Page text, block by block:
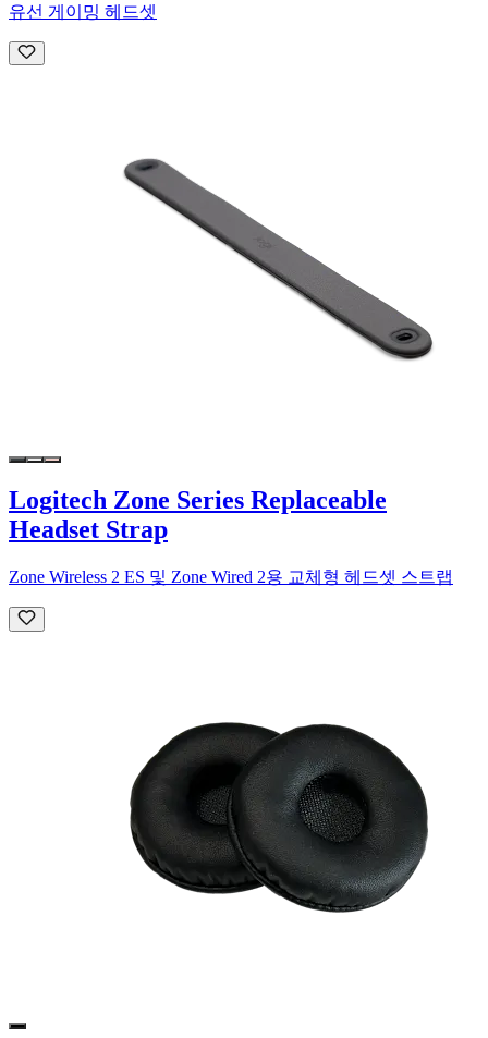
유선 게이밍 헤드셋
Logitech Zone Series Replaceable
Headset Strap
Zone Wireless 2 ES 및 Zone Wired 2용 교체형 헤드셋 스트랩